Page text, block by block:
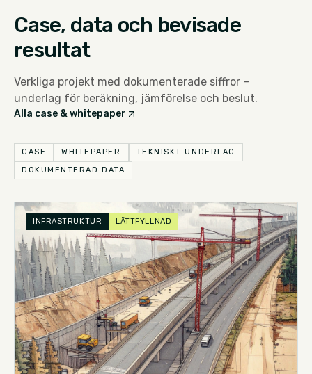
Case, data och bevisade
resultat
Verkliga projekt med dokumenterade siffror –
underlag för beräkning, jämförelse och beslut.
Alla case & whitepaper
CASE WHITEPAPER
TEKNISKT UNDERLAG
DOKUMENTERAD DATA
INFRASTRUKTUR LÄTTFYLLNAD